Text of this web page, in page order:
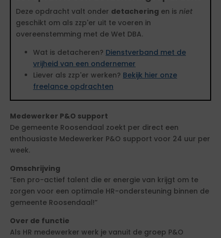
Deze opdracht valt onder detachering en is niet
geschikt om als zzp'er uit te voeren in
overeenstemming met de Wet DBA.
Wat is detacheren? Dienstverband met de
vrijheid van een ondernemer
Liever als zzp'er werken? Bekijk hier onze
freelance opdrachten
Medewerker P&O support
De gemeente Roosendaal zoekt per direct een
enthousiaste Medewerker P&O support voor 24 uur per
week.
Omschrijving
“Een pro-actief talent die er energie van krijgt om te
zorgen voor een optimale HR-ondersteuning binnen de
gemeente Roosendaal!”
Over de functie
Als HR medewerker werk je vanuit de groep P&O